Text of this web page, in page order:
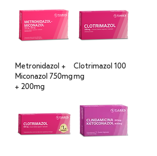
Metronidazol +
Miconazol 750mg
+ 200mg
Clotrimazol 100
mg